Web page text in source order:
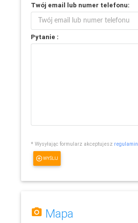
Twój email lub numer telefonu:
Pytanie :
* Wysyłając formularz akceptujesz regulamin
WYŚLIJ
Mapa